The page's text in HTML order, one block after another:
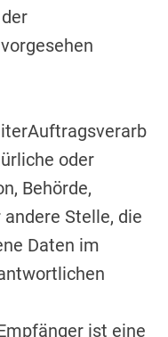
oder
Behörde,
Stelle, die
Daten im
ist eine